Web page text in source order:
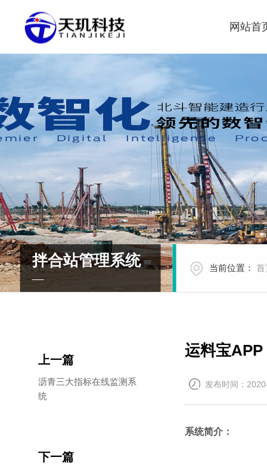
网站首
拌合站管理系统 当前位置： 首
运料宝APP
发布时间：
系统简介：
上一篇
沥青三大指标在线监测系
统
下一篇